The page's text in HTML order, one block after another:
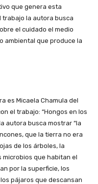
que genera esta
trabajo la autora busca
el cuidado el medio
ambiental que produce la
es Micaela Chamula del
el trabajo: “Hongos en los
autora busca mostrar “la
que la tierra no era
de los árboles, la
microbios que habitan el
por la superficie, los
pájaros que descansan